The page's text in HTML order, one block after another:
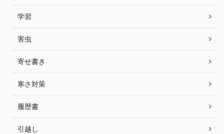
学習
害虫
寄せ書き
寒さ対策
履歴書
引越し